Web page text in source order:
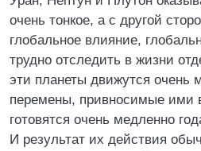
очень тонкое, а с другой
глобальное влияние,
трудно отследить в жизни
эти планеты движутся очень
перемены, привносимые ими
готовятся очень медленно
И результат их действия